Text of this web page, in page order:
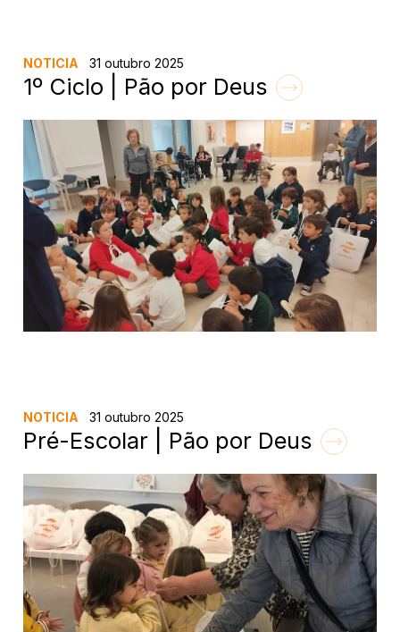
NOTICIA 31 outubro 2025
1º Ciclo | Pão por Deus
NOTICIA 31 outubro 2025
Pré-Escolar | Pão por Deus